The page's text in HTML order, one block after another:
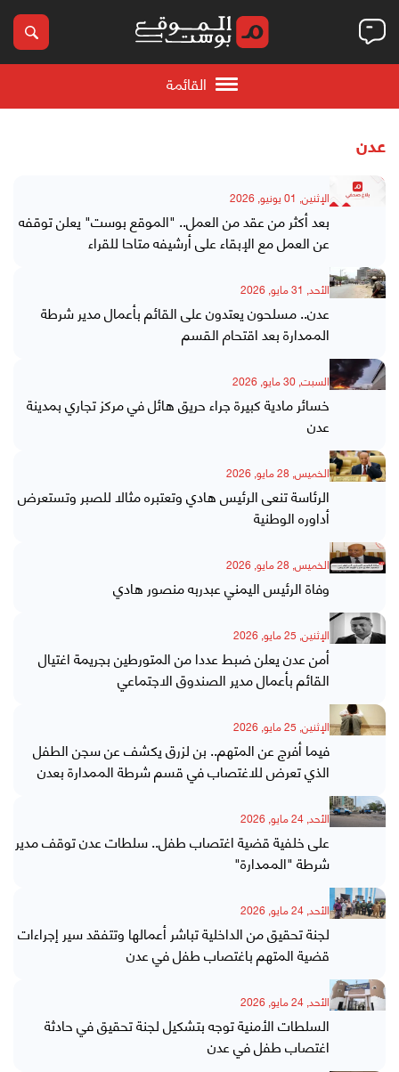
القائمة
عدن
الإثنين, 01 يونيو, 2026
بعد أكثر من عقد من العمل.. "الموقع بوست" يعلن توقفه
عن العمل مع الإبقاء على أرشيفه متاحا للقراء
الأحد, 31 مايو, 2026
عدن.. مسلحون يعتدون على القائم بأعمال مدير شرطة
الممدارة بعد اقتحام القسم
السبت, 30 مايو, 2026
خسائر مادية كبيرة جراء حريق هائل في مركز تجاري بمدينة
عدن
الخميس, 28 مايو, 2026
الرئاسة تنعى الرئيس هادي وتعتبره مثالا للصبر وتستعرض
أداوره الوطنية
الخميس, 28 مايو, 2026
وفاة الرئيس اليمني عبدربه منصور هادي
الإثنين, 25 مايو, 2026
أمن عدن يعلن ضبط عددا من المتورطين بجريمة اغتيال
القائم بأعمال مدير الصندوق الاجتماعي
الإثنين, 25 مايو, 2026
فيما أفرج عن المتهم.. بن لزرق يكشف عن سجن الطفل
الذي تعرض للاغتصاب في قسم شرطة الممدارة بعدن
الأحد, 24 مايو, 2026
على خلفية قضية اغتصاب طفل.. سلطات عدن توقف مدير
شرطة "الممدارة"
الأحد, 24 مايو, 2026
لجنة تحقيق من الداخلية تباشر أعمالها وتتفقد سير إجراءات
قضية المتهم باغتصاب طفل في عدن
الأحد, 24 مايو, 2026
السلطات الأمنية توجه بتشكيل لجنة تحقيق في حادثة
اغتصاب طفل في عدن